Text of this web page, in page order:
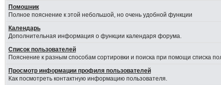
Помошник
Полное пояснение к этой небольшой, но очень удобной функции
Календарь
Дополнительная информация о функции календаря форума.
Список пользователей
Пояснение к разным способам сортировки и поиска при помощи списка
Просмотр информации профиля пользователей
Как посмотреть контактную информацию пользователя.